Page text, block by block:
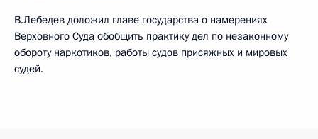
В.Лебедев доложил главе государства о намерениях
Верховного Суда обобщить практику дел по незаконному
обороту наркотиков, работы судов присяжных и мировых
судей.